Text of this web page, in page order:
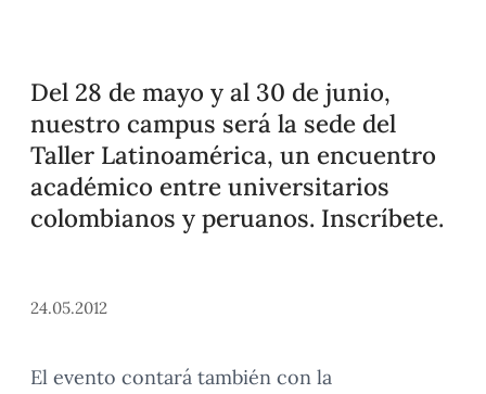
Del 28 de mayo y al 30 de junio,
nuestro campus será la sede del
Taller Latinoamérica, un encuentro
académico entre universitarios
colombianos y peruanos. Inscríbete.
24.05.2012
El evento contará también con la